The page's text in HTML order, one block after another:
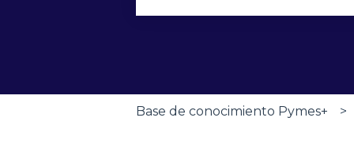
Base de conocimiento Pymes+